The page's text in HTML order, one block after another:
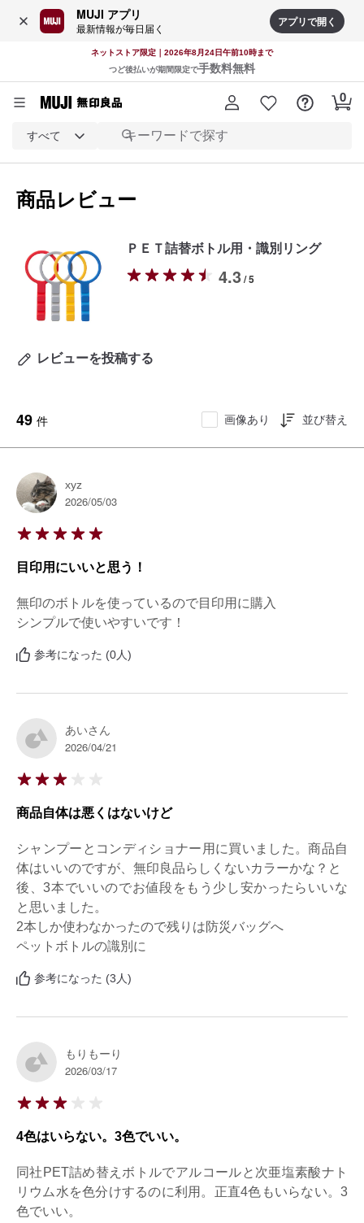
MUJI アプリ
最新情報が毎日届く アプリで開く
ネットストア限定｜2026年8月24日午前10時まで
つど後払いが期間限定で手数料無料
すべて
商品レビュー
ＰＥＴ詰替ボトル用・識別リング
4.3/ 5
レビューを投稿する
49 件 画像あり 並び替え
xyz
2026/05/03
目印用にいいと思う！
無印のボトルを使っているので目印用に購入
シンプルで使いやすいです！
参考になった (0人)
あいさん
2026/04/21
商品自体は悪くはないけど
シャンプーとコンディショナー用に買いました。商品自
体はいいのですが、無印良品らしくないカラーかな？と
後、3本でいいのでお値段をもう少し安かったらいいな
と思いました。
2本しか使わなかったので残りは防災バッグへ
ペットボトルの識別に
参考になった (3人)
もりもーり
2026/03/17
4色はいらない。3色でいい。
同社PET詰め替えボトルでアルコールと次亜塩素酸ナト
リウム水を色分けするのに利用。正直4色もいらない。3
色でいい。